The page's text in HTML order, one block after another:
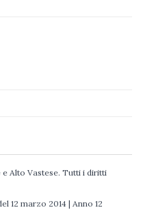
Alto Vastese. Tutti i diritti
12 marzo 2014 | Anno 12